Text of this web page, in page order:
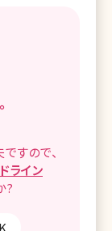
すので、
ライン
?